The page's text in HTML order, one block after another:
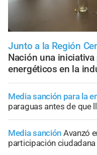
Junto a la Región
Nación una
energéticos en la
Media sanción para la
paraguas antes de que
Media sanción Avanzó
participación